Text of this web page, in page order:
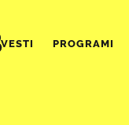
VESTI PROGRAMI